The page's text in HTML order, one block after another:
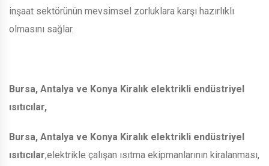
inşaat sektörünün mevsimsel zorluklara karşı hazırlıklı
olmasını sağlar.
Bursa, Antalya ve Konya Kiralık elektrikli endüstriyel
ısıtıcılar,
Bursa, Antalya ve Konya Kiralık elektrikli endüstriyel
ısıtıcılar,elektrikle çalışan ısıtma ekipmanlarının kiralanması,